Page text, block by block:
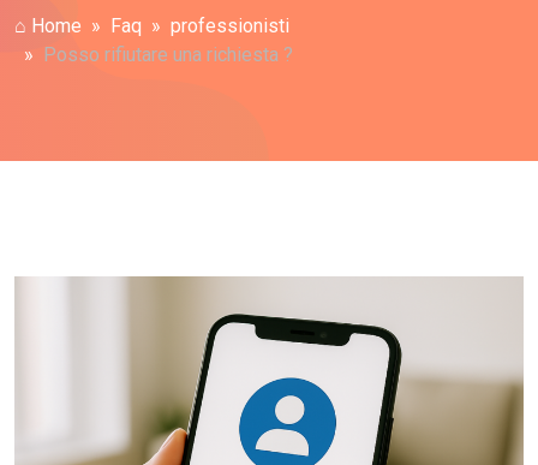
⌂ Home Faq
professionisti
Posso rifiutare una richiesta ?